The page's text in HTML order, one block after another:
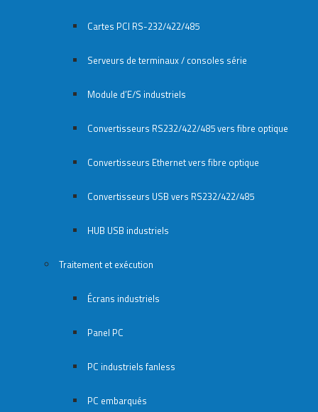
Cartes PCI RS-232/422/485
Serveurs de terminaux / consoles série
Module d’E/S industriels
Convertisseurs RS232/422/485 vers fibre optique
Convertisseurs Ethernet vers fibre optique
Convertisseurs USB vers RS232/422/485
HUB USB industriels
Traitement et exécution
Écrans industriels
Panel PC
PC industriels fanless
PC embarqués